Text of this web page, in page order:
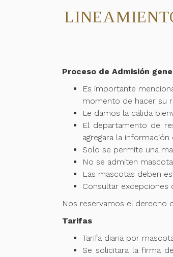
Proceso de Admisión
Es importante
momento de hacer su
Le damos la cálida
El departamento de
agregara la
Solo se permite una
No se admiten
Las mascotas deben
Consultar excepciones
Nos reservamos el derecho
Tarifas
Tarifa diaria por
Se solicitara la firma